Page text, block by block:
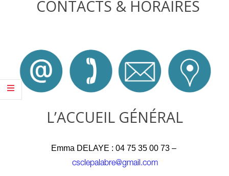
CONTACTS & HORAIRES
L’ACCUEIL GÉNÉRAL
Emma DELAYE : 04 75 35 00 73 –
csclepalabre@gmail.com